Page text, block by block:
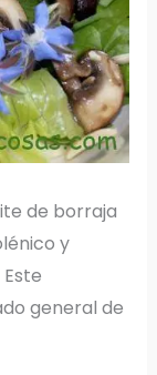
de borraja
y
general de